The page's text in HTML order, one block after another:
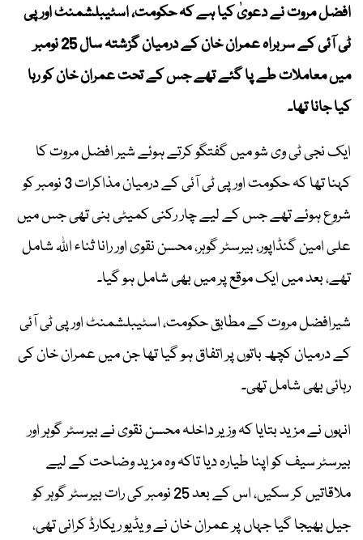
افضل مروت نے دعویٰ کیا ہے کہ حکومت، اسٹیبلشمنٹ اور پی
ٹی آئی کے سربراہ عمران خان کے درمیان گزشتہ سال 25 نومبر
میں معاملات طے پا گئے تھے جس کے تحت عمران خان کو رہا
کیا جانا تھا۔
ایک نجی ٹی وی شو میں گفتگو کرتے ہوئے شیر افضل مروت کا
کہنا تھا کہ حکومت اور پی ٹی آئی کے درمیان مذاکرات 3 نومبر کو
شروع ہوئے تھے جس کے لیے چار رکنی کمیٹی بنی تھی جس میں
علی امین گنڈاپور، بیرسٹر گوہر، محسن نقوی اور رانا ثناء اللہ شامل
تھے، بعد میں ایک موقع پر میں بھی شامل ہو گیا۔
شیرافضل مروت کے مطابق حکومت، اسٹیبلشمنٹ اور پی ٹی آئی
کے درمیان کچھ باتوں پر اتفاق ہو گیا تھا جن میں عمران خان کی
رہائی بھی شامل تھی۔
انہوں نے مزید بتایا کہ وزیر داخلہ محسن نقوی نے بیرسٹر گوہر اور
بیرسٹر سیف کو اپنا طیارہ دیا تاکہ وہ مزید وضاحت کے لیے
ملاقاتیں کر سکیں، اس کے بعد 25 نومبر کی رات بیرسٹر گوہر کو
جیل بھیجا گیا جہاں پر عمران خان نے ویڈیو ریکارڈ کرانی تھی،